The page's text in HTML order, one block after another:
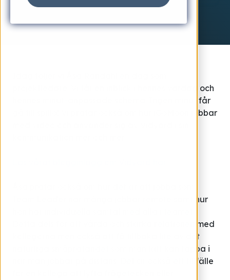
projektledare. Vi får en inblick i hennes vardag och
hennes minut-anpassade schema. Ingen minut får
gå till spillo! Vi pratar också om hur iGoMoon jobbar
Team Leader när många jobbar remote samt hur
Detta dels för att vårda och stärka relationen med
kollegorna men också att få tillbaka lite av det
naturliga småpratandet som man lätt kan tappa i
när man jobbar på distans. Det är också ett tillfälle